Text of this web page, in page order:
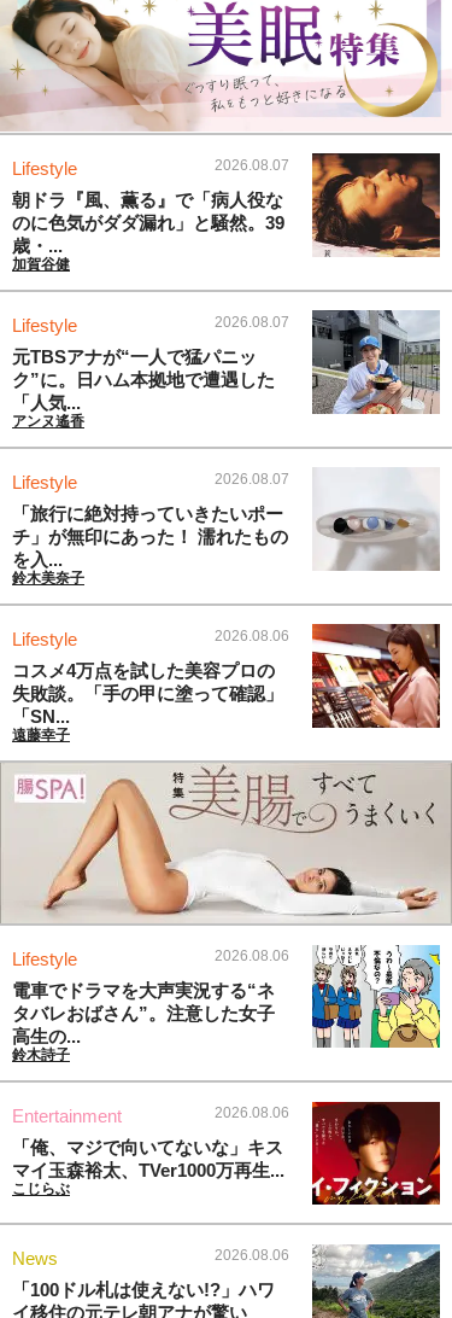
Lifestyle 2026.08.07
朝ドラ『風、薫る』で「病人役な
のに色気がダダ漏れ」と騒然。39
歳・...
加賀谷健
Lifestyle 2026.08.07
元TBSアナが“一人で猛パニッ
ク”に。日ハム本拠地で遭遇した
「人気...
アンヌ遙香
Lifestyle 2026.08.07
「旅行に絶対持っていきたいポー
チ」が無印にあった！ 濡れたもの
を入...
鈴木美奈子
Lifestyle 2026.08.06
コスメ4万点を試した美容プロの
失敗談。「手の甲に塗って確認」
「SN...
遠藤幸子
Lifestyle 2026.08.06
電車でドラマを大声実況する“ネ
タバレおばさん”。注意した女子
高生の...
鈴木詩子
Entertainment 2026.08.06
「俺、マジで向いてないな」キス
マイ玉森裕太、TVer1000万再生...
こじらぶ
News 2026.08.06
「100ドル札は使えない!?」ハワ
イ移住の元テレ朝アナが驚い